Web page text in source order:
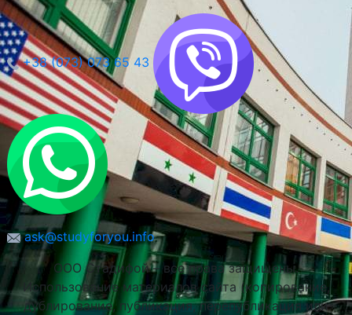
+38 (073) 073 65 43
ask@studyforyou.info
ООО Стадифой – все права защищены.
Использование материалов сайта (копирование,
дублирование, публикация, перепубликация или